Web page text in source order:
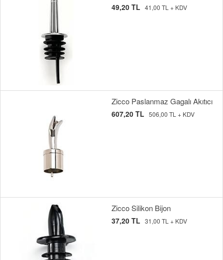
49,20 TL 41,00 TL + KDV
Zicco Paslanmaz Gagalı Akıtıcı
607,20 TL 506,00 TL + KDV
Zicco Silikon Bijon
37,20 TL 31,00 TL + KDV